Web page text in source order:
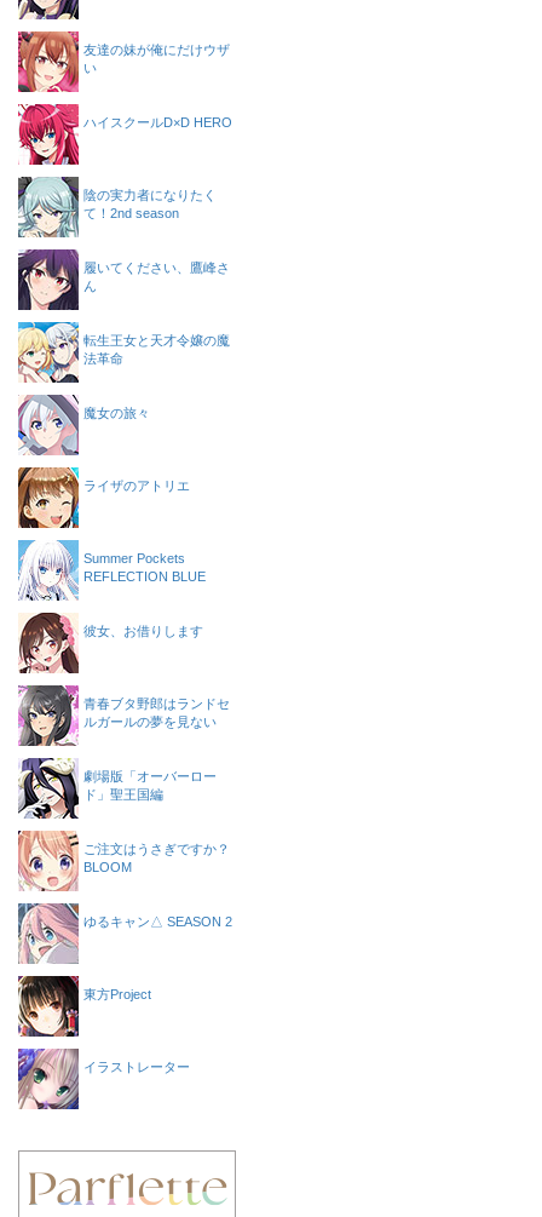
友達の妹が俺にだけウザ
い
ハイスクールD×D HERO
陰の実力者になりたく
て！2nd season
履いてください、鷹峰さ
ん
転生王女と天才令嬢の魔
法革命
魔女の旅々
ライザのアトリエ
Summer Pockets
REFLECTION BLUE
彼女、お借りします
青春ブタ野郎はランドセ
ルガールの夢を見ない
劇場版「オーバーロー
ド」聖王国編
ご注文はうさぎですか？
BLOOM
ゆるキャン△ SEASON 2
東方Project
イラストレーター